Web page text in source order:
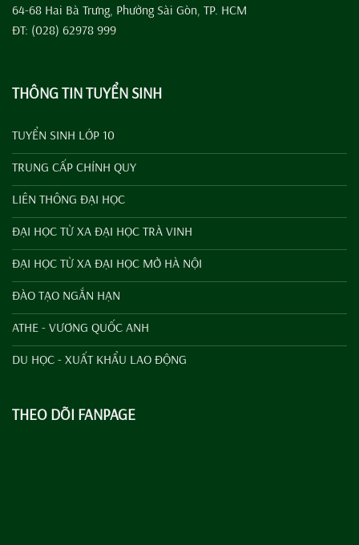
64-68 Hai Bà Trưng, Phường Sài Gòn, TP. HCM
ĐT: (028) 62978 999
THÔNG TIN TUYỂN SINH
TUYỂN SINH LỚP 10
TRUNG CẤP CHÍNH QUY
LIÊN THÔNG ĐẠI HỌC
ĐẠI HỌC TỪ XA ĐẠI HỌC TRÀ VINH
ĐẠI HỌC TỪ XA ĐẠI HỌC MỞ HÀ NỘI
ĐÀO TẠO NGẮN HẠN
ATHE - VƯƠNG QUỐC ANH
DU HỌC - XUẤT KHẨU LAO ĐỘNG
THEO DÕI FANPAGE